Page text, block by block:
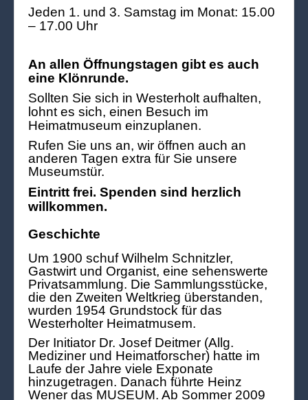
Jeden 1. und 3. Samstag im Monat: 15.00
– 17.00 Uhr
An allen Öffnungstagen gibt es auch
eine Klönrunde.
Sollten Sie sich in Westerholt aufhalten,
lohnt es sich, einen Besuch im
Heimatmuseum einzuplanen.
Rufen Sie uns an, wir öffnen auch an
anderen Tagen extra für Sie unsere
Museumstür.
Eintritt frei. Spenden sind herzlich
willkommen.
Geschichte
Um 1900 schuf Wilhelm Schnitzler,
Gastwirt und Organist, eine sehenswerte
Privatsammlung. Die Sammlungsstücke,
die den Zweiten Weltkrieg überstanden,
wurden 1954 Grundstock für das
Westerholter Heimatmusem.
Der Initiator Dr. Josef Deitmer (Allg.
Mediziner und Heimatforscher) hatte im
Laufe der Jahre viele Exponate
hinzugetragen. Danach führte Heinz
Wener das MUSEUM. Ab Sommer 2009